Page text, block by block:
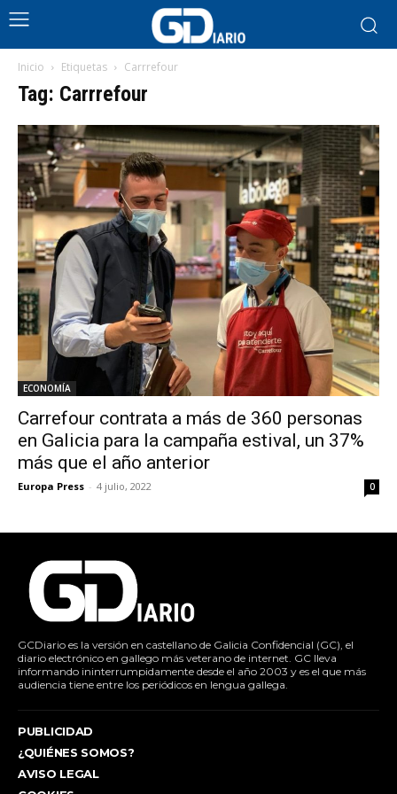
Inicio Etiquetas Carrrefour
Tag: Carrrefour
ECONOMÍA
Carrefour contrata a más de 360 personas
en Galicia para la campaña estival, un 37%
más que el año anterior
Europa Press - 4 julio, 2022 0
GCDiario es la versión en castellano de Galicia Confidencial (GC), el
diario electrónico en gallego más veterano de internet. GC lleva
informando ininterrumpidamente desde el año 2003 y es el que más
audiencia tiene entre los periódicos en lengua gallega.
PUBLICIDAD
¿QUIÉNES SOMOS?
AVISO LEGAL